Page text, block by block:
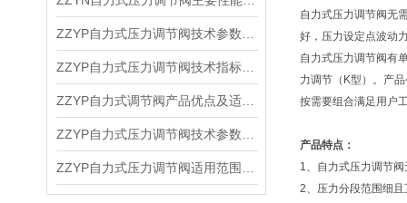
自力式压力调节阀无
好，压力设定点波动
自力式压力调节阀有
力调节（K型）。产
按需要组合满足用户
产品特点：
1、自力式压力调节
2、压力分段范围细